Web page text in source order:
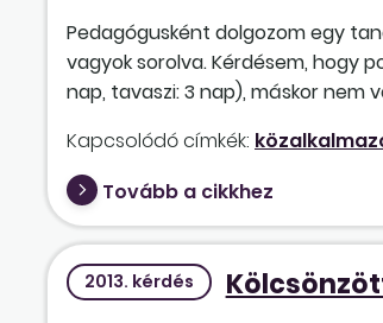
Pedagógusként dolgozom egy
vagyok sorolva. Kérdésem, hogy
nap, tavaszi: 3 nap), máskor nem
Kapcsolódó címkék:
Tovább a cikkhez
2013. kérdés